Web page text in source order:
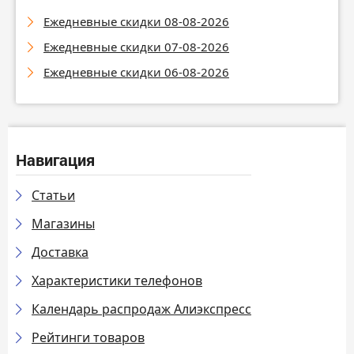
Ежедневные скидки 08-08-2026
Ежедневные скидки 07-08-2026
Ежедневные скидки 06-08-2026
Навигация
Статьи
Магазины
Доставка
Характеристики телефонов
Календарь распродаж Алиэкспресс
Рейтинги товаров